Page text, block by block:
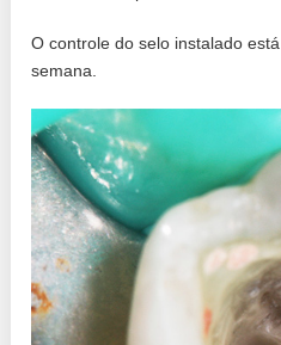
O controle do selo instalado
semana.